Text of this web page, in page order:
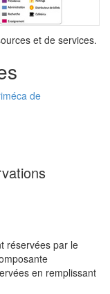
et de services.
de
réservées par le
en remplissant